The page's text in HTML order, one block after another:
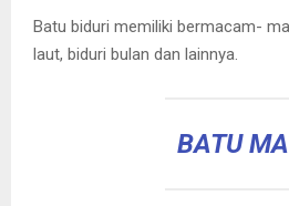
Batu biduri memiliki bermacam-
laut, biduri bulan dan lainnya.
BATU